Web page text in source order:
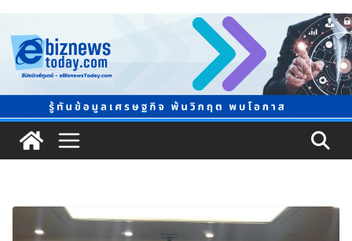
จัด Food & Hospitality Thailand 2026เชื่อม 4 งานใหญ่
TCMA จับมือแคนาดา ดันเทคโนโลยีดักจับคาร์บอนเครื่อง
แรกในไทย ปูทางอุตสาหกรรมปูนซีเมนต์สู่ Net Zero 2050
8.8 “ซูเลียน” รวมพลังนักธุรกิจทั่วประเทศ จัดประชุมใหญ่
แห่งปี พบ CEO “ดร.ปิยะวัฒน์” ถ่ายทอดวิสัยทัศน์ธุรกิจ
พร้อมฟรีคอนเสิร์ต “โชค รถแห่” ยกวง
สตาร์ทวันนี้ Franchise Expo Thailand & TESE 2026 พบ
ทัพธุรกิจ&แฟรนไชส์ ซัพพลายเออร์สินค้า ลดใหญ่กว่า
250 บูธ คาดเงินสะพัด 220 ลบ.